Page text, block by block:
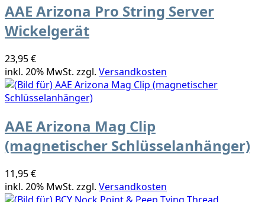
AAE Arizona Pro String Server
Wickelgerät
23,95 €
inkl. 20% MwSt. zzgl. Versandkosten
AAE Arizona Mag Clip
(magnetischer Schlüsselanhänger)
11,95 €
inkl. 20% MwSt. zzgl. Versandkosten